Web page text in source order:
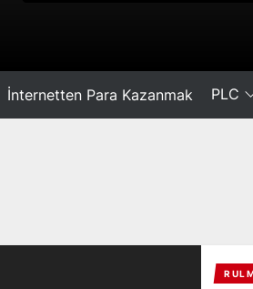
İnternetten Para Kazanmak PLC